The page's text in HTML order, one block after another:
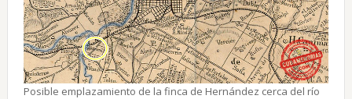
Posible emplazamiento de la finca de Hernández cerca del río